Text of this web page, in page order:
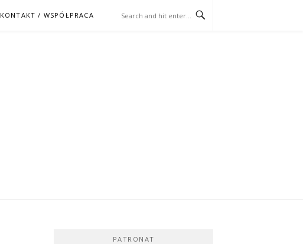
KONTAKT / WSPÓŁPRACA
PATRONAT